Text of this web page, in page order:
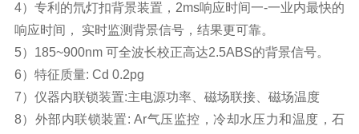
4）专利的氘灯扣背景装置，2ms响应时间一-一业内最快的
响应时间， 实时监测背景信号，结果更可靠。
5）185~900nm 可全波长校正高达2.5ABS的背景信号。
6）特征质量: Cd 0.2pg
7）仪器内联锁装置:主电源功率、磁场联接、磁场温度
8）外部内联锁装置: Ar气压监控，冷却水压力和温度，石